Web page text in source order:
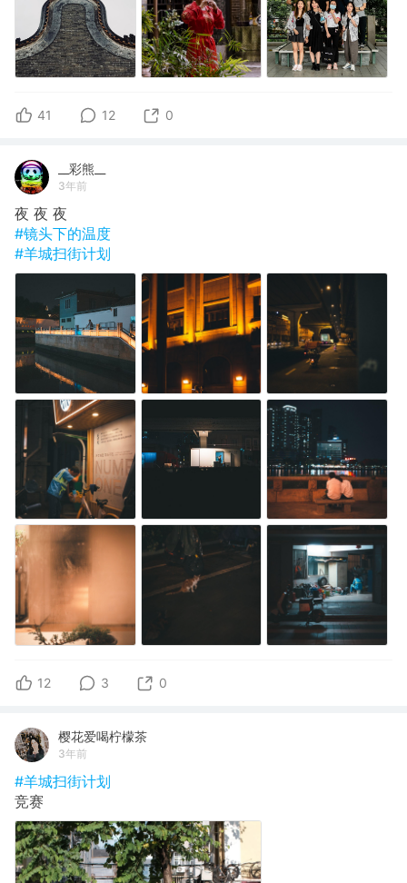
41 12 0
__彩熊__
3年前
夜 夜 夜
#镜头下的温度
#羊城扫街计划
12 3 0
樱花爱喝柠檬茶
3年前
#羊城扫街计划
竞赛